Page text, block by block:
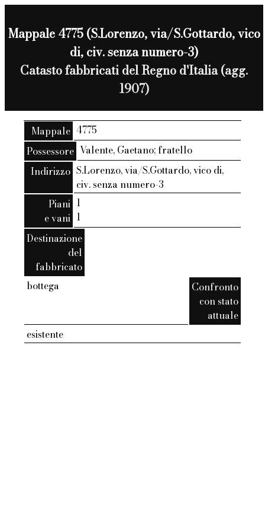
Mappale 4775 (S.Lorenzo, via/S.Gottardo, vico
di, civ. senza numero-3)
Catasto fabbricati del Regno d'Italia (agg.
1907)
Mappale 4775
Possessore Valente, Gaetano; fratello
Indirizzo S.Lorenzo, via/S.Gottardo, vico di,
civ. senza numero-3
Piani
e vani
1
1
Destinazione
del
fabbricato
bottega
Confronto
con stato
attuale
esistente